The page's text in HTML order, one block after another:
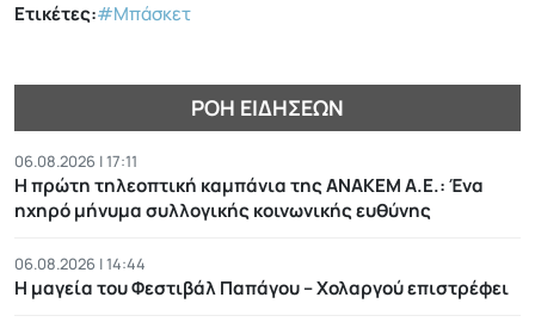
Ετικέτες:#Μπάσκετ
ΡΟΉ ΕΙΔΉΣΕΩΝ
06.08.2026 | 17:11
Η πρώτη τηλεοπτική καμπάνια της ΑΝΑΚΕΜ Α.Ε.: Ένα
ηχηρό μήνυμα συλλογικής κοινωνικής ευθύνης
06.08.2026 | 14:44
Η μαγεία του Φεστιβάλ Παπάγου – Χολαργού επιστρέφει